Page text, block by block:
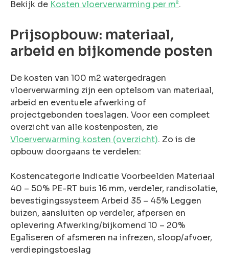
Bekijk de Kosten vloerverwarming per m².
Prijsopbouw: materiaal,
arbeid en bijkomende posten
De kosten van 100 m2 watergedragen
vloerverwarming zijn een optelsom van materiaal,
arbeid en eventuele afwerking of
projectgebonden toeslagen. Voor een compleet
overzicht van alle kostenposten, zie
Vloerverwarming kosten (overzicht). Zo is de
opbouw doorgaans te verdelen:
Kostencategorie Indicatie Voorbeelden Materiaal
40 – 50% PE-RT buis 16 mm, verdeler, randisolatie,
bevestigingssysteem Arbeid 35 – 45% Leggen
buizen, aansluiten op verdeler, afpersen en
oplevering Afwerking/bijkomend 10 – 20%
Egaliseren of afsmeren na infrezen, sloop/afvoer,
verdiepingstoeslag